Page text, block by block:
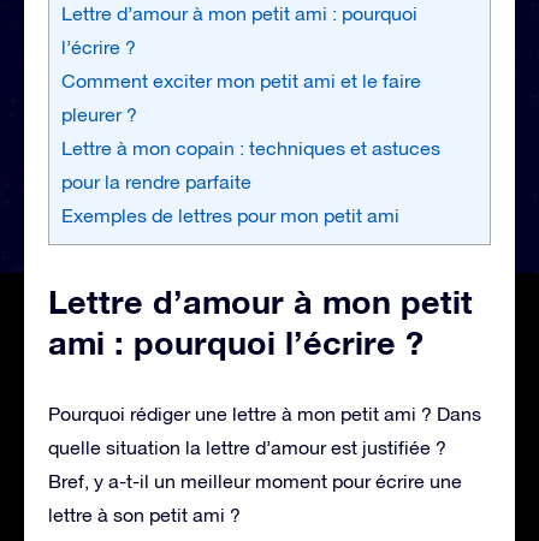
Lettre d’amour à mon petit ami : pourquoi
l’écrire ?
Comment exciter mon petit ami et le faire
pleurer ?
Lettre à mon copain : techniques et astuces
pour la rendre parfaite
Exemples de lettres pour mon petit ami
Lettre d’amour à mon petit
ami : pourquoi l’écrire ?
Pourquoi rédiger une lettre à mon petit ami ? Dans
quelle situation la lettre d’amour est justifiée ?
Bref, y a-t-il un meilleur moment pour écrire une
lettre à son petit ami ?